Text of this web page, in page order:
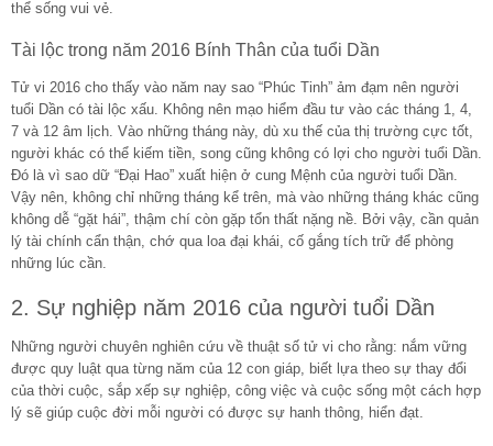
thể sống vui vẻ.
Tài lộc trong năm 2016 Bính Thân của tuổi Dần
Tử vi 2016 cho thấy vào năm nay sao “Phúc Tinh” ảm đạm nên người
tuổi Dần có tài lộc xấu. Không nên mạo hiểm đầu tư vào các tháng 1, 4,
7 và 12 âm lịch. Vào những tháng này, dù xu thế của thị trường cực tốt,
người khác có thể kiếm tiền, song cũng không có lợi cho người tuổi Dần.
Đó là vì sao dữ “Đại Hao” xuất hiện ở cung Mệnh của người tuổi Dần.
Vậy nên, không chỉ những tháng kể trên, mà vào những tháng khác cũng
không dễ “gặt hái”, thậm chí còn gặp tổn thất nặng nề. Bởi vậy, cần quản
lý tài chính cẩn thận, chớ qua loa đại khái, cố gắng tích trữ để phòng
những lúc cần.
2. Sự nghiệp năm 2016 của người tuổi Dần
Những người chuyên nghiên cứu về thuật số tử vi cho rằng: nắm vững
được quy luật qua từng năm của 12 con giáp, biết lựa theo sự thay đổi
của thời cuộc, sắp xếp sự nghiệp, công việc và cuộc sống một cách hợp
lý sẽ giúp cuộc đời mỗi người có được sự hanh thông, hiển đạt.